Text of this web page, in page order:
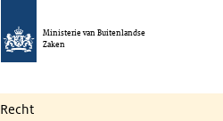
Ministerie van Buitenlandse
Zaken